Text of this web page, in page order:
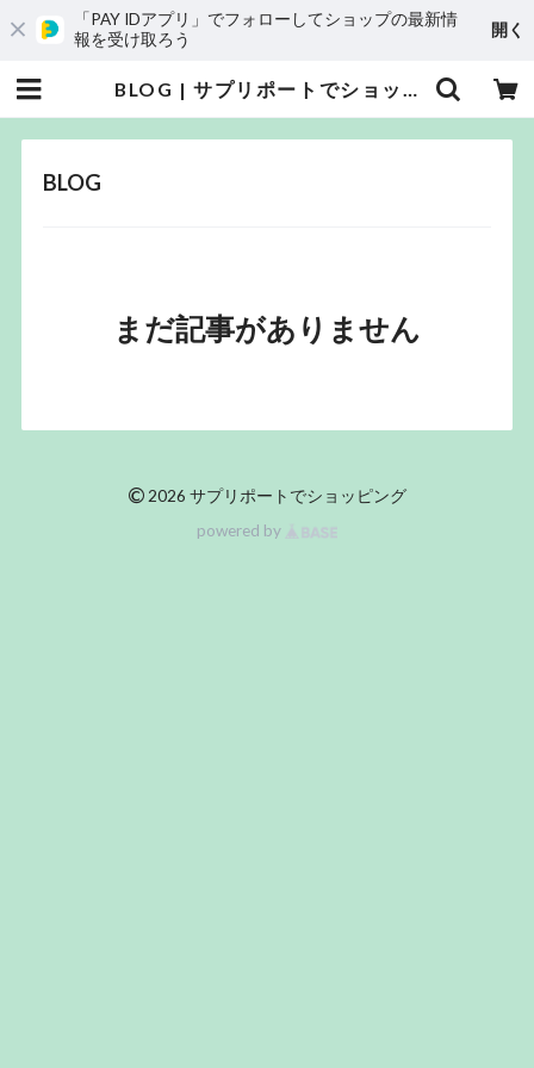
「PAY IDアプリ」でフォローしてショップの最新情
報を受け取ろう
開く
BLOG | サプリポートでショッピング
BLOG
まだ記事がありません
©2026 サプリポートでショッピング
powered by